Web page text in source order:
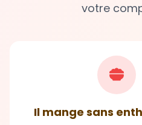
votre
Il mange sans